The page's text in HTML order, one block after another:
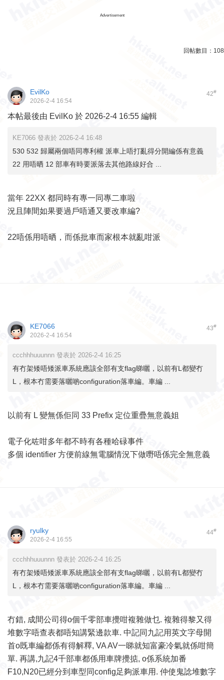
Advertisement
回帖數目： 108
42#
EvilKo
2026-2-4 16:54
本帖最後由 EvilKo 於 2026-2-4 16:55 編輯
KE7066 發表於 2026-2-4 16:48
530 532 歸屬兩個唔同專利權 派車上唔打亂得分開編係有意義
22 用唔晒 12 部車有時要派落去其他路線好合 ...
當年 22XX 都同時有專一同專二車啦
況且陣間如果要過戶唔通又要改車編?
22唔係用唔晒，而係批車而家根本就亂咁派
43#
KE7066
2026-2-4 16:54
ccchhhuuunnn 發表於 2026-2-4 16:25
有冇架矮唔矮派車系統應該全部有支flag睇曬，以前有L都變冇
L，根本冇需要落曬啲configuration落車編。車編 ...
以前有 L 變無係佢同 33 Prefix 定位重疊無意義姐
電子化咗咁多年都不時有各種哈碌事件
多個 identifier 方便前線無電腦情況下做嘢唔係完全無意義
44#
ryulky
2026-2-4 16:55
ccchhhuuunnn 發表於 2026-2-4 16:25
有冇架矮唔矮派車系統應該全部有支flag睇曬，以前有L都變冇
L，根本冇需要落曬啲configuration落車編。車編 ...
冇錯, 成間公司得o個千零部車攪咁複雜做乜. 複雜得黎又得
堆數字唔查表都唔知講緊邊款車. 中記同九記用英文字母開
首o既車編都係有得解釋, VA AV一睇就知富豪冷氣就係咁簡
單. 再講,九記4千部車都係用車牌攪掂, o係系統加番
F10,N20已經分到車型同config足夠派車用. 仲使鬼諗堆數字